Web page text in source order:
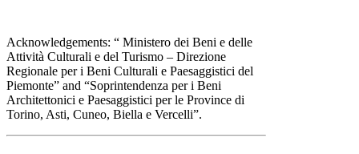
Acknowledgements: “ Ministero dei Beni e delle
Attività Culturali e del Turismo – Direzione
Regionale per i Beni Culturali e Paesaggistici del
Piemonte” and “Soprintendenza per i Beni
Architettonici e Paesaggistici per le Province di
Torino, Asti, Cuneo, Biella e Vercelli”.